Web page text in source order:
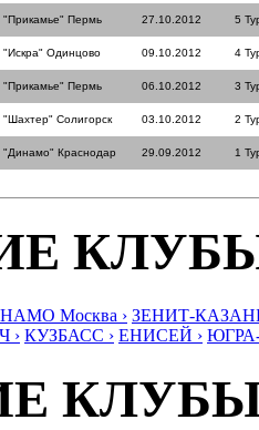
"Прикамье" Пермь 27.10.2012 5
"Искра" Одинцово 09.10.2012 4
"Прикамье" Пермь 06.10.2012 3
"Шахтер" Солигорск 03.10.2012 2
"Динамо" Краснодар 29.09.2012 1
Москва › ЗЕНИТ-
› КУЗБАСС › ЕНИСЕЙ ›